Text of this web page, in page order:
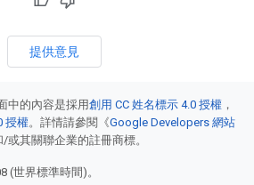
提供意見
中的內容是採用創用 CC 姓名標示 4.0 授權 ，
授權。詳情請參閱《Google Developers 網站
或其關聯企業的註冊商標。
(世界標準時間)。